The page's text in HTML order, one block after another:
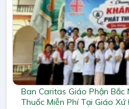
Ban Caritas Giáo Phận Bắc
Thuốc Miễn Phí Tại Giáo